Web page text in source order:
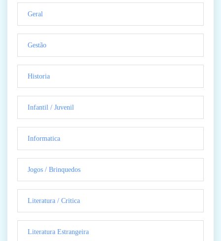
Geral
Gestão
Historia
Infantil / Juvenil
Informatica
Jogos / Brinquedos
Literatura / Critica
Literatura Estrangeira